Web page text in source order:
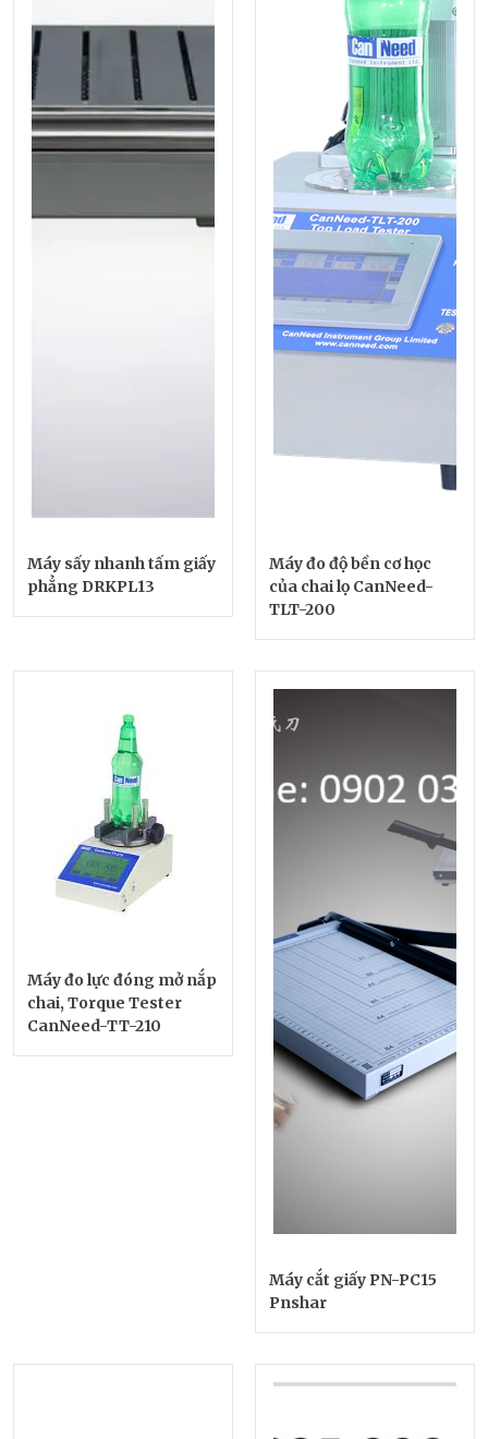
Máy sấy nhanh tấm giấy
phẳng DRKPL13
Máy đo độ bền cơ học
của chai lọ CanNeed-
TLT-200
Máy đo lực đóng mở nắp
chai, Torque Tester
CanNeed-TT-210
Máy cắt giấy PN-PC15
Pnshar